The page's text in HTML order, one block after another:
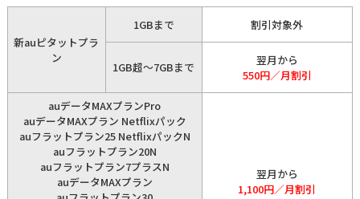
新auピタットプラ
ン
1GBまで 割引対象外
1GB超～7GBまで
翌月から
550円／月割引
auデータMAXプランPro
auデータMAXプラン Netflixパック
auフラットプラン25 NetflixパックN
auフラットプラン20N
auフラットプラン7プラスN
auデータMAXプラン
翌月から
1,100円／月割引